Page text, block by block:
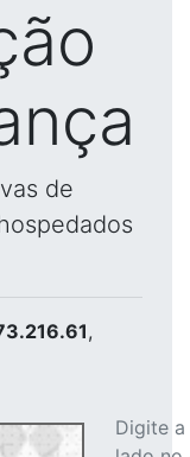
de
,
Digite